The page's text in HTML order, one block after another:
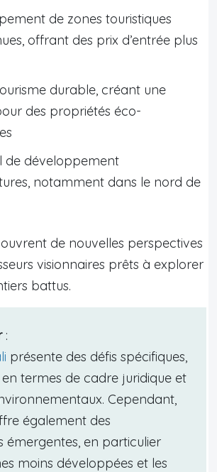
de zones touristiques
offrant des prix d’entrée plus
durable, créant une
des propriétés éco-
de développement
notamment dans le nord de
de nouvelles perspectives
visionnaires prêts à explorer
battus.
:
présente des défis spécifiques,
termes de cadre juridique et
Cependant,
également des
émergentes, en particulier
moins développées et les